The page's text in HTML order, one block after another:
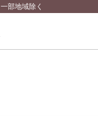
部地域除く